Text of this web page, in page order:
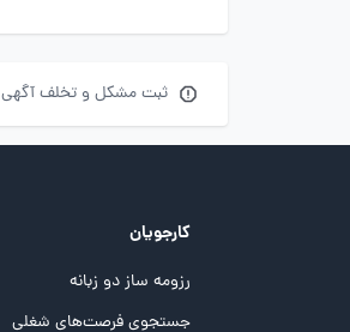
ثبت مشکل و تخلف آگهی
کارجویان
رزومه ساز دو زبانه
جستجوی فرصت‌های شغلی